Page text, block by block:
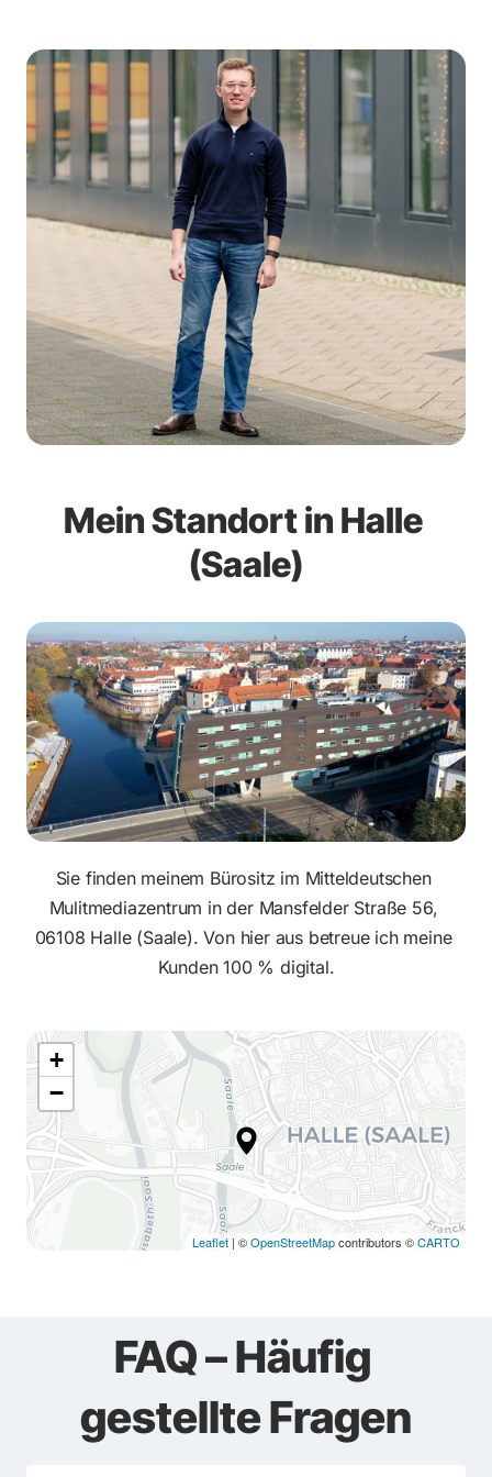
Mein Standort in Halle
(Saale)
Sie finden meinem Bürositz im Mitteldeutschen
Mulitmediazentrum in der Mansfelder Straße 56,
06108 Halle (Saale). Von hier aus betreue ich meine
Kunden 100 % digital.
+
−
Leaflet | ©OpenStreetMapcontributors ©CARTO
FAQ – Häufig
gestellte Fragen